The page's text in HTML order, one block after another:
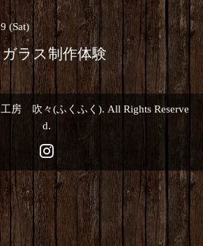
(Sat)
ラス制作体験
工房 吹々(ふくふく). All Rights Reserve
d.